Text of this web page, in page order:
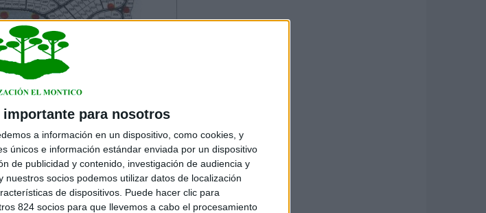
para nosotros
a información en un dispositivo, como cookies, y
únicos e información estándar enviada por un dispositivo
de publicidad y contenido, investigación de audiencia y
nuestros socios podemos utilizar datos de localización
de dispositivos. Puede hacer clic para
824 socios para que llevemos a cabo el procesamiento